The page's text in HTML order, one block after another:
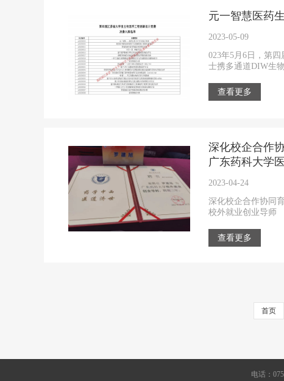
元一智慧医药
2023-05-09
023年5月6日，第
士携多通道DIW生
查看更多
深化校企合作
广东药科大学
2023-04-24
深化校企合作协同
校外就业创业导师
查看更多
首页
电话：